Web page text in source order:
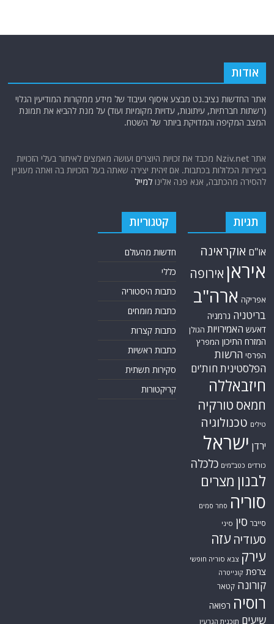
אודות
אתר החדשות נציב.נט מבצע איסוף ועיבוד של מידע ממקורות המודיעין הגלוי
(רשתות חברתיות, עיתונות, עדויות מקומיות ועוד) על מנת להביא את תמונת
המצב המקיפה והמדויקת ביותר של השטח.
אתר Nziv.net מכבד את זכויות היוצרים ועושה מאמצים לאיתור בעלי הזכויות
ביצירות הכלולות בכתבות. אם זיהית יצירה שאתה בעל הזכויות בה ואתה מעוניין
להסירה מהכתבה, אנא פנה אלינולמייל
תגיות
או"ם אוקראינה
איראן אירופה
אפריקה ארה"ב
בריטניה גרמניה
דאעש האמירויות הגולן
המזרח התיכון המפרץ
הפרסי הרשות
הפלסטיניתחות'ים
חיזבאללה
חמאס טורקיה
טילים טכנולוגיה
ירדן ישראל
כורדים כטב"מים כלכלה
לבנון מצרים
סוריה סחר סמים
סייבר סין סיני
סעודיה עזה
עירק צבא סוריה חופשי
צרפת קונייטרה
קורונה קטאר
רוסיה רפואה
שיעים תוכנית הגרעין
קטגוריות
חדשות מהעולם
כללי
כתבות היסטוריה
כתבות מומחים
כתבות קצרות
כתבות ראשיות
סקירות תשתית
קריקטורות